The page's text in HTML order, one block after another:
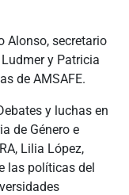
Alonso, secretario
y Patricia
de AMSAFE.
y luchas en
de Género e
Lilia López,
las políticas del